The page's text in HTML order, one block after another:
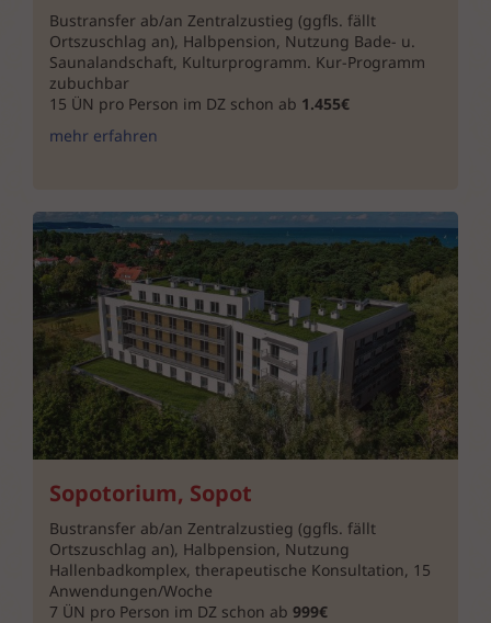
Bustransfer ab/an Zentralzustieg (ggfls. fällt
Ortszuschlag an), Halbpension, Nutzung Bade- u.
Saunalandschaft, Kulturprogramm. Kur-Programm
zubuchbar
15 ÜN pro Person im DZ schon ab 1.455€
mehr erfahren
Sopotorium, Sopot
Bustransfer ab/an Zentralzustieg (ggfls. fällt
Ortszuschlag an), Halbpension, Nutzung
Hallenbadkomplex, therapeutische Konsultation, 15
Anwendungen/Woche
7 ÜN pro Person im DZ schon ab 999€